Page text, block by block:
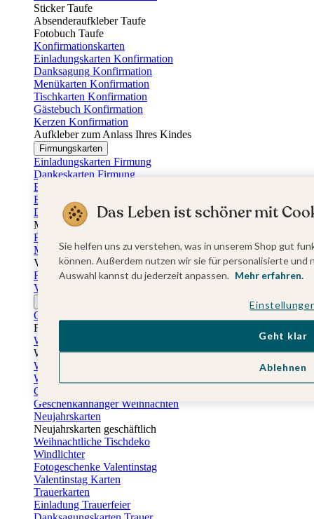
Sticker Taufe
Absenderaufkleber Taufe
Fotobuch Taufe
Konfirmationskarten
Einladungskarten Konfirmation
Danksagung Konfirmation
Menükarten Konfirmation
Tischkarten Konfirmation
Gästebuch Konfirmation
Kerzen Konfirmation
Aufkleber zum Anlass Ihres Kindes
Firmungskarten
Einladungskarten Firmung
Dankeskarten Firmung
Einschulungskarten
Einladungskarten Einschulung
Danksagung Einschulung
Muttertag
Fotogeschenke Muttertag
Muttertagskarten
Vatertag
Fotogeschenke Vatertag
Vatertagskarten
Osterkarten
Fotogeschenke zu Ostern
Weihnachtskarten
Weihnachtskarten selbst gestalten
Weihnachtskarten geschäftlich
Weihnachtsfeier Einladungen
Geschenkaufkleber Weihnachten
Geschenkanhänger Weihnachten
Neujahrskarten
Neujahrskarten geschäftlich
Weihnachtliche Tischdeko
Windlichter
Fotogeschenke Valentinstag
Valentinstag Karten
Trauerkarten
Einladung Trauerfeier
Das Leben ist schöner mit
Sie helfen uns zu verstehen, was in unserem Shop gut
können. Außerdem nutzen wir sie für personalisierte
Auswahl kannst du jederzeit anpassen. Mehr erfahren.
Ablehnen
Geht klar